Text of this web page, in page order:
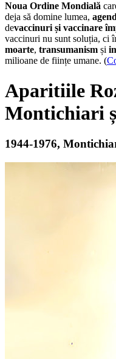
Noua Ordine Mondială
deja să domine lumea,
devaccinuri și vaccinare
vaccinuri nu sunt soluția, ci
moarte, transumanism și
milioane de ființe umane. (
Aparitiile
Montichiari
1944-1976,